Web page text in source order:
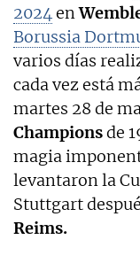
2024en
Borussia
varios días
cada vez está
martes 28 de
Championsde
magia
levantaron la
Stuttgart
Reims.